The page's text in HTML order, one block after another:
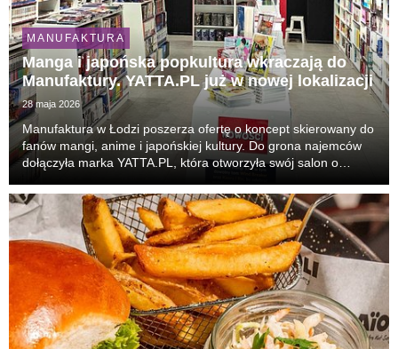
MANUFAKTURA
Manga i japońska popkultura wkraczają do
Manufaktury. YATTA.PL już w nowej lokalizacji
28 maja 2026
Manufaktura w Łodzi poszerza ofertę o koncept skierowany do
fanów mangi, anime i japońskiej kultury. Do grona najemców
dołączyła marka YATTA.PL, która otworzyła swój salon o
odsłona obecności marki w Łodzi. Klienc...